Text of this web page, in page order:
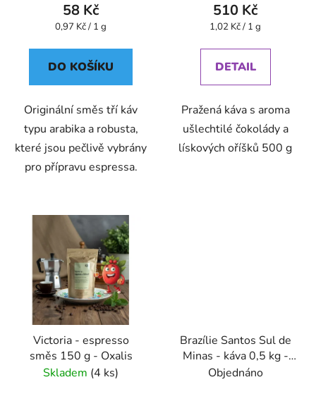
58 Kč
Měrná
0,97 Kč / 1 g
DO KOŠÍKU
Originální směs tří káv
typu arabika a robusta,
které jsou pečlivě vybrány
pro přípravu espressa.
510 Kč
Měrná
1,02 Kč / 1 g
DETAIL
Pražená káva s aroma
ušlechtilé čokolády a
lískových oříšků 500 g
Victoria - espresso
směs 150 g - Oxalis
Skladem (4 ks)
Brazílie Santos Sul de
Minas - káva 0,5 kg -
Oxalis
Objednáno